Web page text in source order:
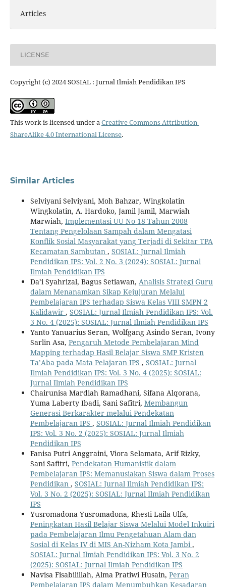
Articles
LICENSE
Copyright (c) 2024 SOSIAL : Jurnal Ilmiah Pendidikan IPS
This work is licensed under aCreative Commons Attribution-
ShareAlike 4.0 International License.
Similar Articles
Selviyani Selviyani, Moh Bahzar, Wingkolatin
Wingkolatin, A. Hardoko, Jamil Jamil, Marwiah
Marwiah, Implementasi UU No 18 Tahun 2008
Tentang Pengelolaan Sampah dalam Mengatasi
Konflik Sosial Masyarakat yang Terjadi di Sekitar TPA
Kecamatan Sambutan , SOSIAL: Jurnal Ilmiah
Pendidikan IPS: Vol. 2 No. 3 (2024): SOSIAL: Jurnal
Ilmiah Pendidikan IPS
Da’i Syahrizal, Bagus Setiawan, Analisis Strategi Guru
dalam Menanamkan Sikap Kejujuran Melalui
Pembelajaran IPS terhadap Siswa Kelas VIII SMPN 2
Kalidawir , SOSIAL: Jurnal Ilmiah Pendidikan IPS: Vol.
3 No. 4 (2025): SOSIAL: Jurnal Ilmiah Pendidikan IPS
Yanto Yanuarius Seran, Wolfgang Asindo Seran, Ivony
Sarlin Asa, Pengaruh Metode Pembelajaran Mind
Mapping terhadap Hasil Belajar Siswa SMP Kristen
Ta’Aba pada Mata Pelajaran IPS , SOSIAL: Jurnal
Ilmiah Pendidikan IPS: Vol. 3 No. 4 (2025): SOSIAL:
Jurnal Ilmiah Pendidikan IPS
Chairunisa Mardiah Ramadhani, Sifana Alqorana,
Yuma Laberty Ibadi, Sani Safitri, Membangun
Generasi Berkarakter melalui Pendekatan
Pembelajaran IPS , SOSIAL: Jurnal Ilmiah Pendidikan
IPS: Vol. 3 No. 2 (2025): SOSIAL: Jurnal Ilmiah
Pendidikan IPS
Fanisa Putri Anggraini, Viora Selamata, Arif Rizky,
Sani Safitri, Pendekatan Humanistik dalam
Pembelajaran IPS: Memanusiakan Siswa dalam Proses
Pendidikan , SOSIAL: Jurnal Ilmiah Pendidikan IPS:
Vol. 3 No. 2 (2025): SOSIAL: Jurnal Ilmiah Pendidikan
IPS
Yusromadona Yusromadona, Rhesti Laila Ulfa,
Peningkatan Hasil Belajar Siswa Melalui Model Inkuiri
pada Pembelajaran Ilmu Pengetahuan Alam dan
Sosial di Kelas IV di MIS An-Nizham Kota Jambi ,
SOSIAL: Jurnal Ilmiah Pendidikan IPS: Vol. 3 No. 2
(2025): SOSIAL: Jurnal Ilmiah Pendidikan IPS
Navisa Fisabilillah, Alma Pratiwi Husain, Peran
Pembelajaran IPS dalam Menumbuhkan Kesadaran